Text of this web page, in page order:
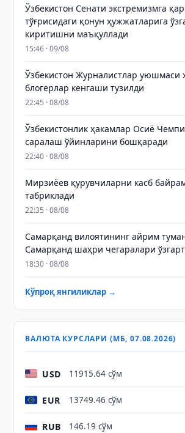
Ўзбекистон Сенати экстремизмга
тўғрисидаги қонун ҳужжатларига
киритишни маъқуллади
15:46 · 09/08
Ўзбекистон Журналистлар уюшмаси
блогерлар кенгаши тузилди
22:45 · 08/08
Ўзбекистонлик ҳакамлар Осиё
саралаш ўйинларини бошқаради
22:40 · 08/08
Мирзиёев қурувчиларни касб
табриклади
22:35 · 08/08
Самарқанд вилоятининг айрим
Самарқанд шаҳри чегаралари
18:30 · 08/08
Кўпроқ янгиликлар →
ВАЛЮТА КУРСЛАРИ (МБ, 07.08.2026)
USD 11915.64 сўм
EUR 13749.46 сўм
RUB 146.19 сўм